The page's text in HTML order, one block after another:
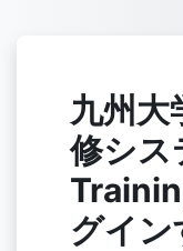
九州大
修シ
グイン